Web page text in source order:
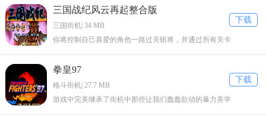
下载
三国战纪风云再起整合版
三国街机| 34 MB
你将控制自己喜爱的角色一路过关斩将，并通过所有关卡
下载
拳皇97
格斗街机| 27.7 MB
游戏中完美继承了街机中那些让我们蠢蠢欲动的暴力美学